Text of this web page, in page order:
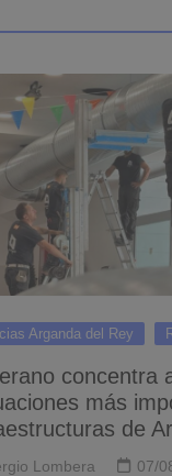
Arganda del Rey
concentra
más
de
Lombera 07/